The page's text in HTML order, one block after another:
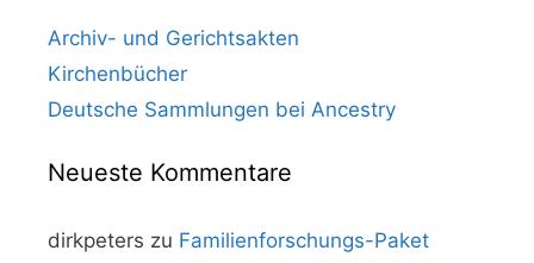
Archiv- und Gerichtsakten
Kirchenbücher
Deutsche Sammlungen bei Ancestry
Neueste Kommentare
dirkpeters zu Familienforschungs-Paket